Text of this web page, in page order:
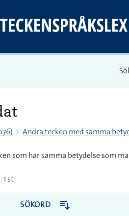
Andra tecken med samma
som har samma betydelse som
1 st
SÖKORD